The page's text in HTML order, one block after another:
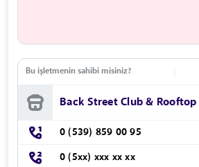
Bu işletmenin sahibi misiniz?
Back Street Club & Rooftop
0 (539) 859 00 95
0 (5xx) xxx xx xx